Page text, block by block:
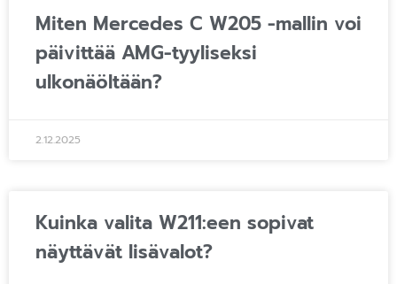
Miten Mercedes C W205 -mallin voi
päivittää AMG-tyyliseksi
ulkonäöltään?
2.12.2025
Kuinka valita W211:een sopivat
näyttävät lisävalot?